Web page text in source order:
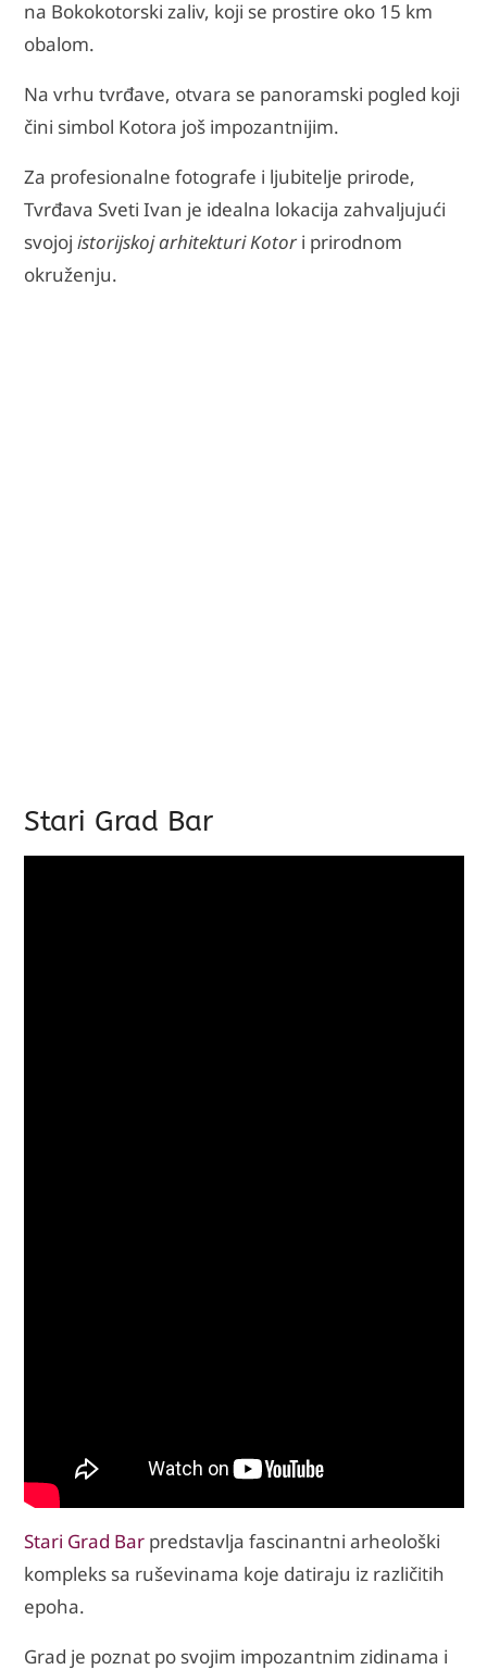
na Bokokotorski zaliv, koji se prostire oko 15 km
obalom.
Na vrhu tvrđave, otvara se panoramski pogled koji
čini simbol Kotora još impozantnijim.
Za profesionalne fotografe i ljubitelje prirode,
Tvrđava Sveti Ivan je idealna lokacija zahvaljujući
svojoj istorijskoj arhitekturi Kotori prirodnom
okruženju.
Stari Grad Bar
Stari Grad Barpredstavlja fascinantni arheološki
kompleks sa ruševinama koje datiraju iz različitih
epoha.
Grad je poznat po svojim impozantnim zidinama i